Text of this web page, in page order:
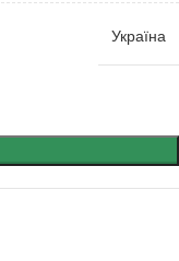
Україна